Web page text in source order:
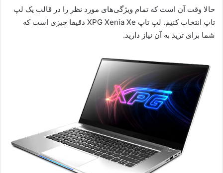
حالا وقت آن است که تمام ویژگی‌های مورد نظر را در قالب یک لپ
تاپ انتخاب کنیم. لپ تاپ XPG Xenia Xe دقیقا چیزی است که
شما برای ترید به آن نیاز دارید.